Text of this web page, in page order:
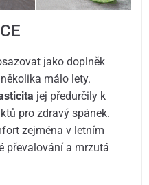
jako doplněk
málo lety.
jej předurčily k
pro zdravý spánek.
zejména v letním
převalování a mrzutá